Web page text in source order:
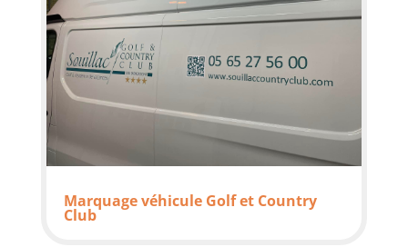
Marquage véhicule Golf et Country
Club